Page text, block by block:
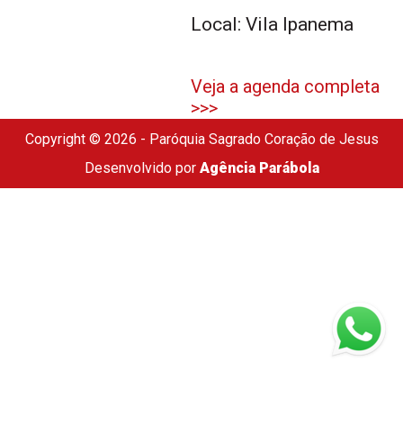
Local: Vila Ipanema
Veja a agenda completa
>>>
Copyright © 2026 - Paróquia Sagrado Coração de Jesus
Desenvolvido por Agência Parábola